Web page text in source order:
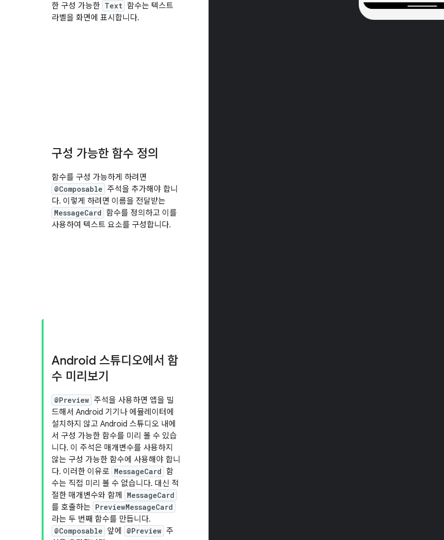
한 구성 가능한 Text 함수는 텍스트
라벨을 화면에 표시합니다.
구성 가능한 함수 정의
함수를 구성 가능하게 하려면
@Composable 주석을 추가해야 합니
다. 이렇게 하려면 이름을 전달받는
MessageCard 함수를 정의하고 이를
사용하여 텍스트 요소를 구성합니다.
Android 스튜디오에서 함
수 미리보기
@Preview 주석을 사용하면 앱을 빌
드해서 Android 기기나 에뮬레이터에
설치하지 않고 Android 스튜디오 내에
서 구성 가능한 함수를 미리 볼 수 있습
니다. 이 주석은 매개변수를 사용하지
않는 구성 가능한 함수에 사용해야 합니
다. 이러한 이유로 MessageCard 함
수는 직접 미리 볼 수 없습니다. 대신 적
절한 매개변수와 함께
MessageCard
를 호출하는 PreviewMessageCard
라는 두 번째 함수를 만듭니다.
@Composable 앞에 @Preview 주